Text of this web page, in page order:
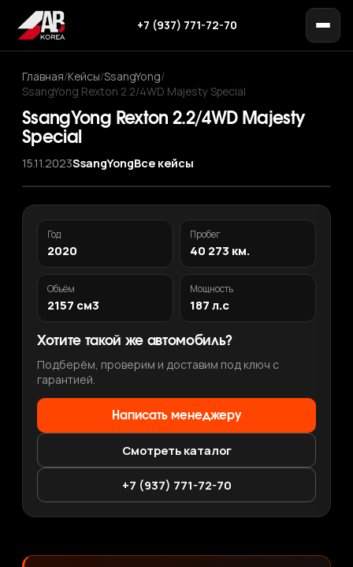
+7 (937) 771-72-70
Главная/Кейсы/SsangYong/
SsangYong Rexton 2.2/4WD Majesty Special
SsangYong Rexton 2.2/4WD Majesty
Special
15.11.2023SsangYongВсе кейсы
Год
2020
Пробег
40 273 км.
Объём
2157 см3
Мощность
187 л.с
Хотите такой же автомобиль?
Подберём, проверим и доставим под ключ с
гарантией.
Написать менеджеру
Смотреть каталог
+7 (937) 771-72-70